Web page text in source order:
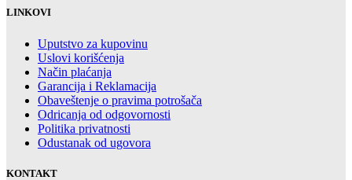
LINKOVI
Uputstvo za kupovinu
Uslovi korišćenja
Način plaćanja
Garancija i Reklamacija
Obaveštenje o pravima potrošača
Odricanja od odgovornosti
Politika privatnosti
Odustanak od ugovora
KONTAKT